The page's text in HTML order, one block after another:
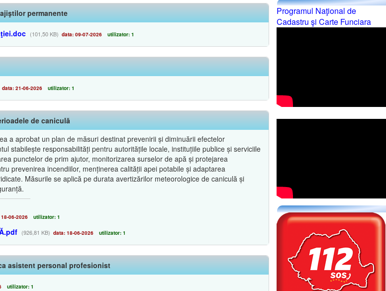
permanente
(101,50 KB) data: 09-07-2026 utilizator: 1
data: 21-06-2026 utilizator: 1
de caniculă
a aprobat un plan de măsuri destinat prevenirii și diminuării efectelor
stabilește responsabilități pentru autoritățile locale, instituțiile publice și serviciile
punctelor de prim ajutor, monitorizarea surselor de apă și protejarea
prevenirea incendiilor, menținerea calității apei potabile și adaptarea
Măsurile se aplică pe durata avertizărilor meteorologice de caniculă și
06-2026 utilizator: 1
(926,81 KB) data: 18-06-2026 utilizator: 1
asistent personal profesionist
utilizator: 1
Programul Naţional de
Cadastru şi Carte Funciara